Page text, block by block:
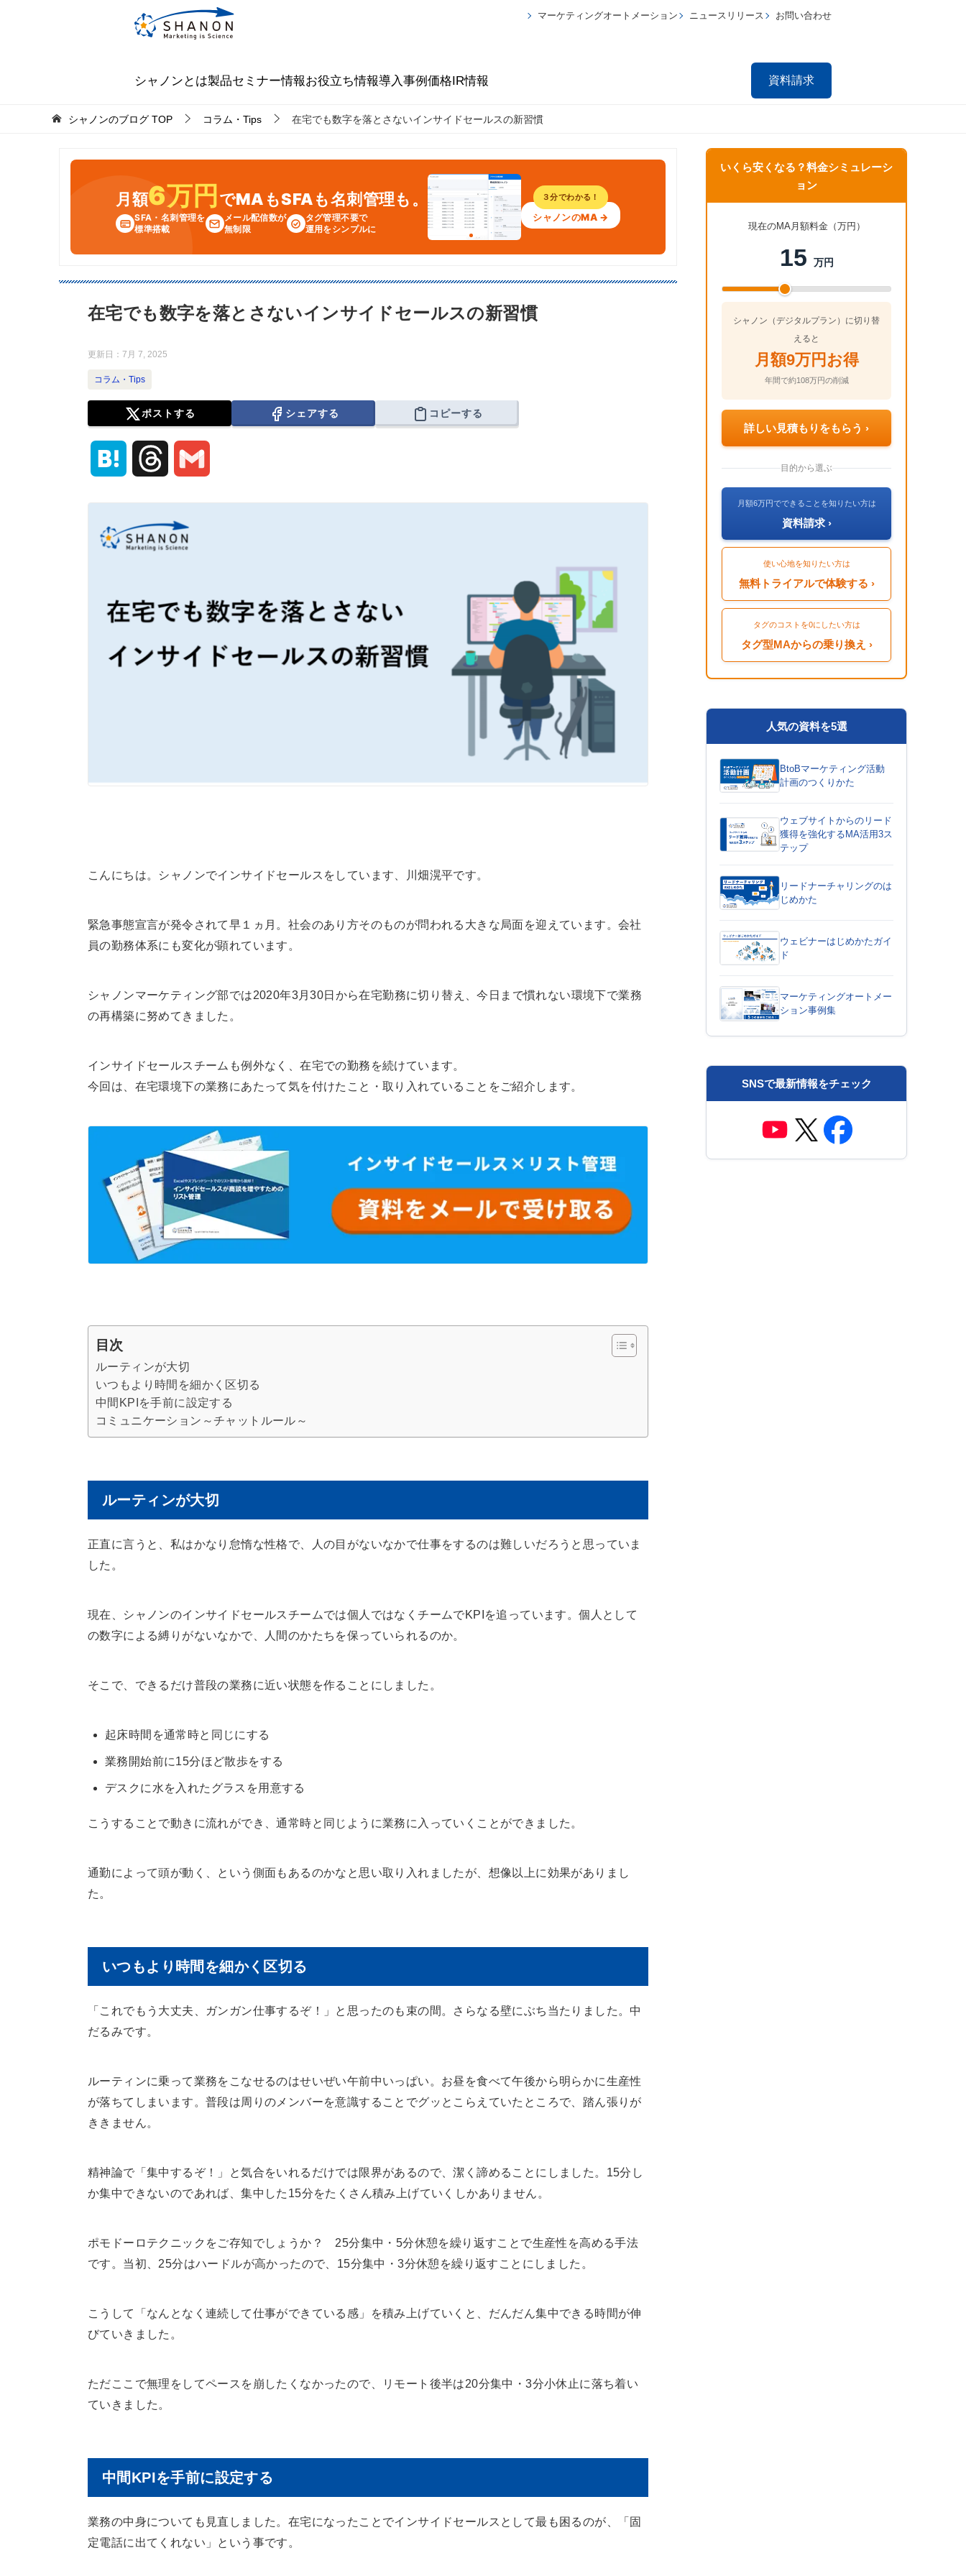
マーケティングオートメーション ニュースリリース お問い合わせ
シャノンとは製品セミナー情報お役立ち情報導入事例 価格IR情報 資料請求
シャノンのブログ TOP コラム・Tips 在宅でも数字を落とさないインサイドセールスの新習慣
月額6万円 でMAもSFAも名刺管理も。
SFA・名刺管理を
標準搭載
メール配信数が
無制限
タグ管理不要で
運用をシンプルに
３分でわかる！
シャノンのMA →
在宅でも数字を落とさないインサイドセールスの新習慣
更新日： 7月 7, 2025
コラム・Tips
ポストする シェアする コピーする
t
n
r
a l
こんにちは。シャノンでインサイドセールスをしています、川畑滉平です。
緊急事態宣言が発令されて早１ヵ月。社会のあり方そのものが問われる大きな局面を迎えています。会社
員の勤務体系にも変化が顕れています。
シャノンマーケティング部では2020年3月30日から在宅勤務に切り替え、今日まで慣れない環境下で業務
の再構築に努めてきました。
インサイドセールスチームも例外なく、在宅での勤務を続けています。
今回は、在宅環境下の業務にあたって気を付けたこと・取り入れていることをご紹介します。
目次
ルーティンが大切
いつもより時間を細かく区切る
中間KPIを手前に設定する
コミュニケーション～チャットルール～
ルーティンが大切
正直に言うと、私はかなり怠惰な性格で、人の目がないなかで仕事をするのは難しいだろうと思っていま
した。
現在、シャノンのインサイドセールスチームでは個人ではなくチームでKPIを追っています。個人として
の数字による縛りがないなかで、人間のかたちを保っていられるのか。
そこで、できるだけ普段の業務に近い状態を作ることにしました。
起床時間を通常時と同じにする
業務開始前に15分ほど散歩をする
デスクに水を入れたグラスを用意する
こうすることで動きに流れができ、通常時と同じように業務に入っていくことができました。
通勤によって頭が動く、という側面もあるのかなと思い取り入れましたが、想像以上に効果がありまし
た。
いつもより時間を細かく区切る
「これでもう大丈夫、ガンガン仕事するぞ！」と思ったのも束の間。さらなる壁にぶち当たりました。中
だるみです。
ルーティンに乗って業務をこなせるのはせいぜい午前中いっぱい。お昼を食べて午後から明らかに生産性
が落ちてしまいます。普段は周りのメンバーを意識することでグッとこらえていたところで、踏ん張りが
ききません。
精神論で「集中するぞ！」と気合をいれるだけでは限界があるので、潔く諦めることにしました。15分し
か集中できないのであれば、集中した15分をたくさん積み上げていくしかありません。
ポモドーロテクニックをご存知でしょうか？ 25分集中・5分休憩を繰り返すことで生産性を高める手法
です。当初、25分はハードルが高かったので、15分集中・3分休憩を繰り返すことにしました。
こうして「なんとなく連続して仕事ができている感」を積み上げていくと、だんだん集中できる時間が伸
びていきました。
ただここで無理をしてペースを崩したくなかったので、リモート後半は20分集中・3分小休止に落ち着い
ていきました。
中間KPIを手前に設定する
業務の中身についても見直しました。在宅になったことでインサイドセールスとして最も困るのが、「固
定電話に出てくれない」という事です。
いくら安くなる？料金シミュレーシ
ョン
現在のMA月額料金（万円）
15 万円
シャノン（デジタルプラン）に切り替
えると
月額9万円お得
年間で約108万円の削減
詳しい見積もりをもらう ›
目的から選ぶ
月額6万円でできることを知りたい方は
資料請求 ›
使い心地を知りたい方は
無料トライアルで体験する ›
タグのコストを0にしたい方は
タグ型MAからの乗り換え ›
人気の資料を5選
BtoBマーケティング活動
計画のつくりかた
ウェブサイトからのリード
獲得を強化するMA活用3ス
テップ
リードナーチャリングのは
じめかた
ウェビナーはじめかたガイ
ド
マーケティングオートメー
ション事例集
SNSで最新情報をチェック